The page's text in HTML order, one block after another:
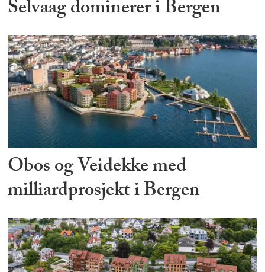
Selvaag dominerer i Bergen
Obos og Veidekke med
milliardprosjekt i Bergen